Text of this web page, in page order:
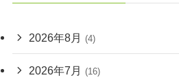
2026年8月 (4)
2026年7月 (16)